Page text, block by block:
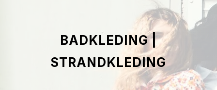
BADKLEDING |
STRANDKLEDING